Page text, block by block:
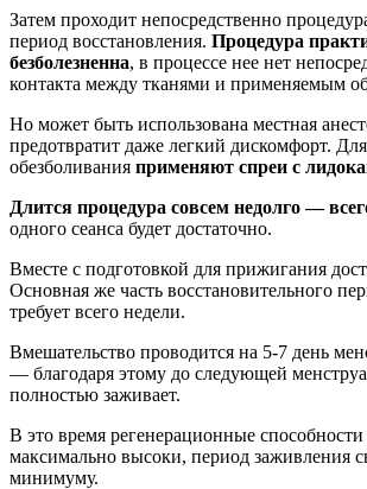
Затем проходит непосредственно
период восстановления. Процедура
безболезненна, в процессе нее нет
контакта между тканями и применяемым
Но может быть использована местная
предотвратит даже легкий дискомфорт.
обезболивания применяют спреи с
Длится процедура совсем недолго —
одного сеанса будет достаточно.
Вместе с подготовкой для прижигания
Основная же часть восстановительного
требует всего недели.
Вмешательство проводится на 5-7 день
— благодаря этому до следующей
полностью заживает.
В это время регенерационные способности
максимально высоки, период заживления
минимуму.